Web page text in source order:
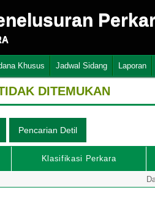
Khusus Jadwal Sidang Laporan
DITEMUKAN
Klasifikasi Perkara